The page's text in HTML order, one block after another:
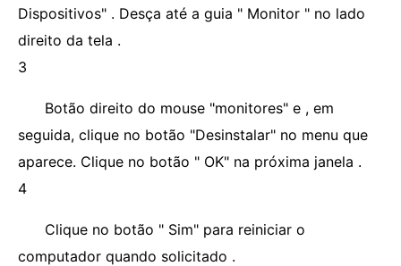
Dispositivos" . Desça até a guia " Monitor " no lado
direito da tela .
3
Botão direito do mouse "monitores" e , em
seguida, clique no botão "Desinstalar" no menu que
aparece. Clique no botão " OK" na próxima janela .
4
Clique no botão " Sim" para reiniciar o
computador quando solicitado .